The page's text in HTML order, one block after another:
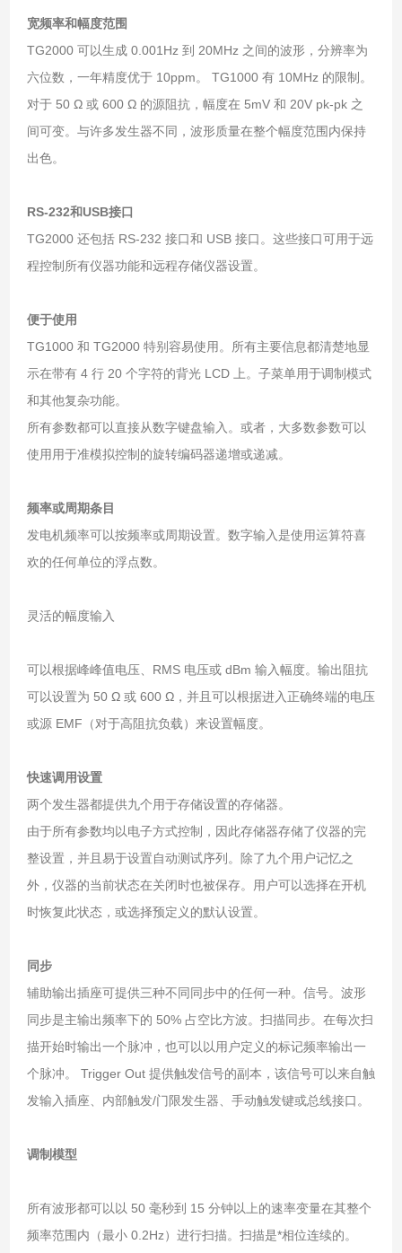
宽频率和幅度范围
TG2000 可以生成 0.001Hz 到 20MHz 之间的波形，分辨率为
六位数，一年精度优于 10ppm。 TG1000 有 10MHz 的限制。
对于 50 Ω 或 600 Ω 的源阻抗，幅度在 5mV 和 20V pk-pk 之
间可变。与许多发生器不同，波形质量在整个幅度范围内保持
出色。
RS-232和USB接口
TG2000 还包括 RS-232 接口和 USB 接口。这些接口可用于远
程控制所有仪器功能和远程存储仪器设置。
便于使用
TG1000 和 TG2000 特别容易使用。所有主要信息都清楚地显
示在带有 4 行 20 个字符的背光 LCD 上。子菜单用于调制模式
和其他复杂功能。
所有参数都可以直接从数字键盘输入。或者，大多数参数可以
使用用于准模拟控制的旋转编码器递增或递减。
频率或周期条目
发电机频率可以按频率或周期设置。数字输入是使用运算符喜
欢的任何单位的浮点数。
灵活的幅度输入
可以根据峰峰值电压、RMS 电压或 dBm 输入幅度。输出阻抗
可以设置为 50 Ω 或 600 Ω，并且可以根据进入正确终端的电压
或源 EMF（对于高阻抗负载）来设置幅度。
快速调用设置
两个发生器都提供九个用于存储设置的存储器。
由于所有参数均以电子方式控制，因此存储器存储了仪器的完
整设置，并且易于设置自动测试序列。除了九个用户记忆之
外，仪器的当前状态在关闭时也被保存。用户可以选择在开机
时恢复此状态，或选择预定义的默认设置。
同步
辅助输出插座可提供三种不同同步中的任何一种。信号。波形
同步是主输出频率下的 50% 占空比方波。扫描同步。在每次扫
描开始时输出一个脉冲，也可以以用户定义的标记频率输出一
个脉冲。 Trigger Out 提供触发信号的副本，该信号可以来自触
发输入插座、内部触发/门限发生器、手动触发键或总线接口。
调制模型
所有波形都可以以 50 毫秒到 15 分钟以上的速率变量在其整个
频率范围内（最小 0.2Hz）进行扫描。扫描是*相位连续的。